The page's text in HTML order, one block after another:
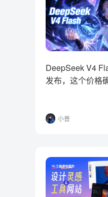
DeepSeek V4
发布，这个价格
小普